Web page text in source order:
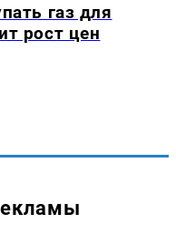
газ для
рост цен